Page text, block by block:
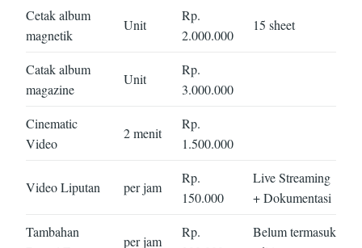
Cetak album
magnetik
Unit
Rp.
2.000.000
15 sheet
Catak album
magazine
Unit
Rp.
3.000.000
Cinematic
Video
2 menit
Rp.
1.500.000
Video Liputan per jam
Rp.
150.000
Live Streaming
+ Dokumentasi
Tambahan
per jam
Rp.
Belum termasuk